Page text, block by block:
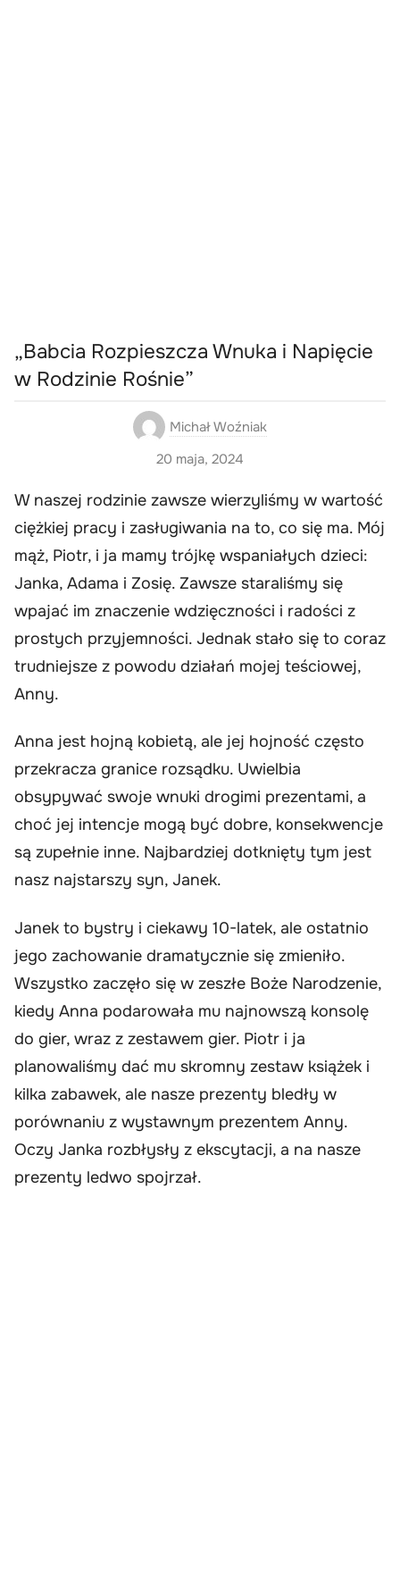
„Babcia Rozpieszcza Wnuka i Napięcie
w Rodzinie Rośnie”
Michał Woźniak
20 maja, 2024
W naszej rodzinie zawsze wierzyliśmy w wartość
ciężkiej pracy i zasługiwania na to, co się ma. Mój
mąż, Piotr, i ja mamy trójkę wspaniałych dzieci:
Janka, Adama i Zosię. Zawsze staraliśmy się
wpajać im znaczenie wdzięczności i radości z
prostych przyjemności. Jednak stało się to coraz
trudniejsze z powodu działań mojej teściowej,
Anny.
Anna jest hojną kobietą, ale jej hojność często
przekracza granice rozsądku. Uwielbia
obsypywać swoje wnuki drogimi prezentami, a
choć jej intencje mogą być dobre, konsekwencje
są zupełnie inne. Najbardziej dotknięty tym jest
nasz najstarszy syn, Janek.
Janek to bystry i ciekawy 10-latek, ale ostatnio
jego zachowanie dramatycznie się zmieniło.
Wszystko zaczęło się w zeszłe Boże Narodzenie,
kiedy Anna podarowała mu najnowszą konsolę
do gier, wraz z zestawem gier. Piotr i ja
planowaliśmy dać mu skromny zestaw książek i
kilka zabawek, ale nasze prezenty bledły w
porównaniu z wystawnym prezentem Anny.
Oczy Janka rozbłysły z ekscytacji, a na nasze
prezenty ledwo spojrzał.